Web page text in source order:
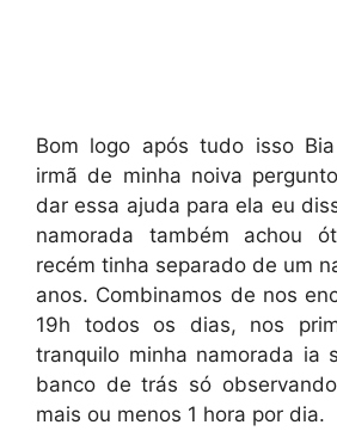
Bom logo após tudo isso
irmã de minha noiva
dar essa ajuda para ela eu
namorada também achou
recém tinha separado de um
anos. Combinamos de nos
19h todos os dias, nos
tranquilo minha namorada ia
banco de trás só
mais ou menos 1 hora por dia.